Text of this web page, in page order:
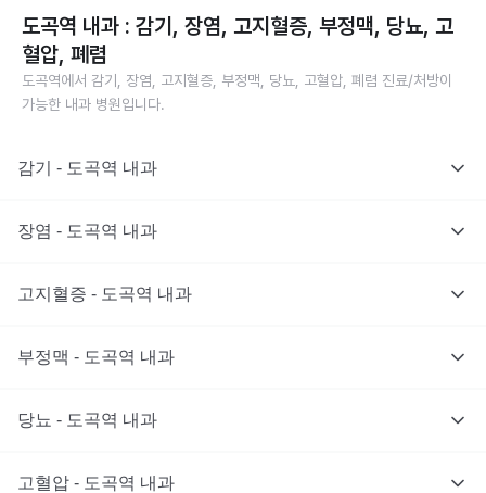
도곡역 내과 : 감기, 장염, 고지혈증, 부정맥, 당뇨, 고
혈압, 폐렴
도곡역에서 감기, 장염, 고지혈증, 부정맥, 당뇨, 고혈압, 폐렴 진료/처방이
가능한 내과 병원입니다.
감기 - 도곡역 내과
장염 - 도곡역 내과
고지혈증 - 도곡역 내과
부정맥 - 도곡역 내과
당뇨 - 도곡역 내과
고혈압 - 도곡역 내과